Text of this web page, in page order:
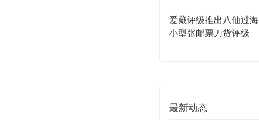
爱藏评级推出八仙过海
小型张邮票刀货评级
最新动态